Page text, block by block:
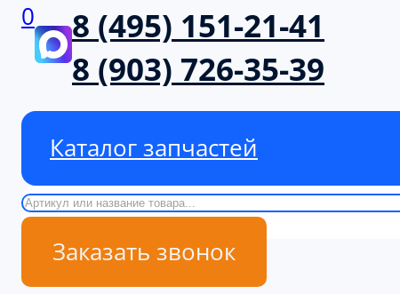
0
8 (495) 151-21-41
8 (903) 726-35-39
Каталог запчастей
Поиск
Заказать звонок